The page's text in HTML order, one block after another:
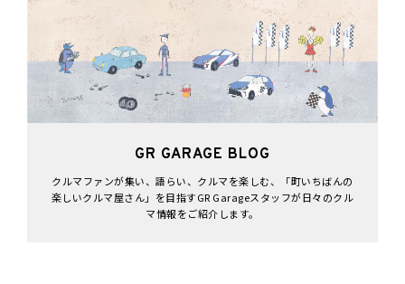
GR GARAGE BLOG
クルマファンが集い、語らい、クルマを楽しむ、「町いちばんの
楽しいクルマ屋さん」を目指すGR Garageスタッフが日々のクル
マ情報をご紹介します。